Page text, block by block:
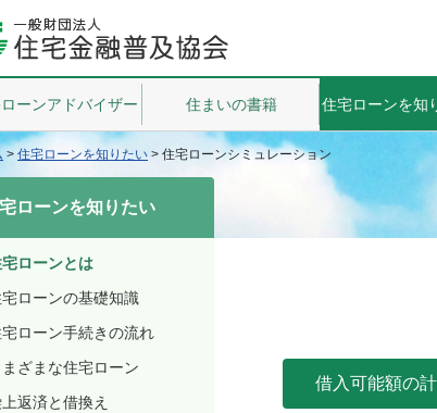
ーンアドバイザー 住まいの書籍 住宅ローンを知
> 住宅ローンを知りたい > 住宅ローンシミュレーション
借入可能額の
ローンを知りたい
ローンとは
ローンの基礎知識
ローン手続きの流れ
まざまな住宅ローン
返済と借換え